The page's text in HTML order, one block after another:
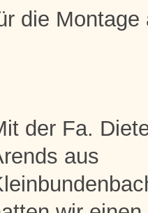
die Montage
der Fa.
aus